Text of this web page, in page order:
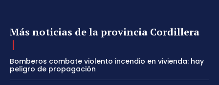
Más noticias de la provincia Cordillera
Bomberos combate violento incendio en vivienda: hay
peligro de propagación